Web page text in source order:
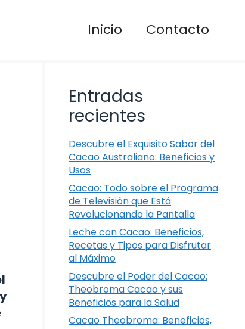
Inicio Contacto
Entradas
recientes
Descubre el Exquisito Sabor del
Cacao Australiano: Beneficios y
Usos
Cacao: Todo sobre el Programa
de Televisión que Está
Revolucionando la Pantalla
Leche con Cacao: Beneficios,
Recetas y Tipos para Disfrutar
al Máximo
Descubre el Poder del Cacao:
Theobroma Cacao y sus
Beneficios para la Salud
Cacao Theobroma: Beneficios,